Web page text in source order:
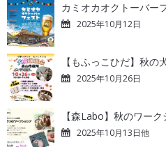
カミオカオクトーバー
2025年10月12日
【もふっこひだ】秋の
2025年10月26日
【森Labo】秋のワー
2025年10月13日他